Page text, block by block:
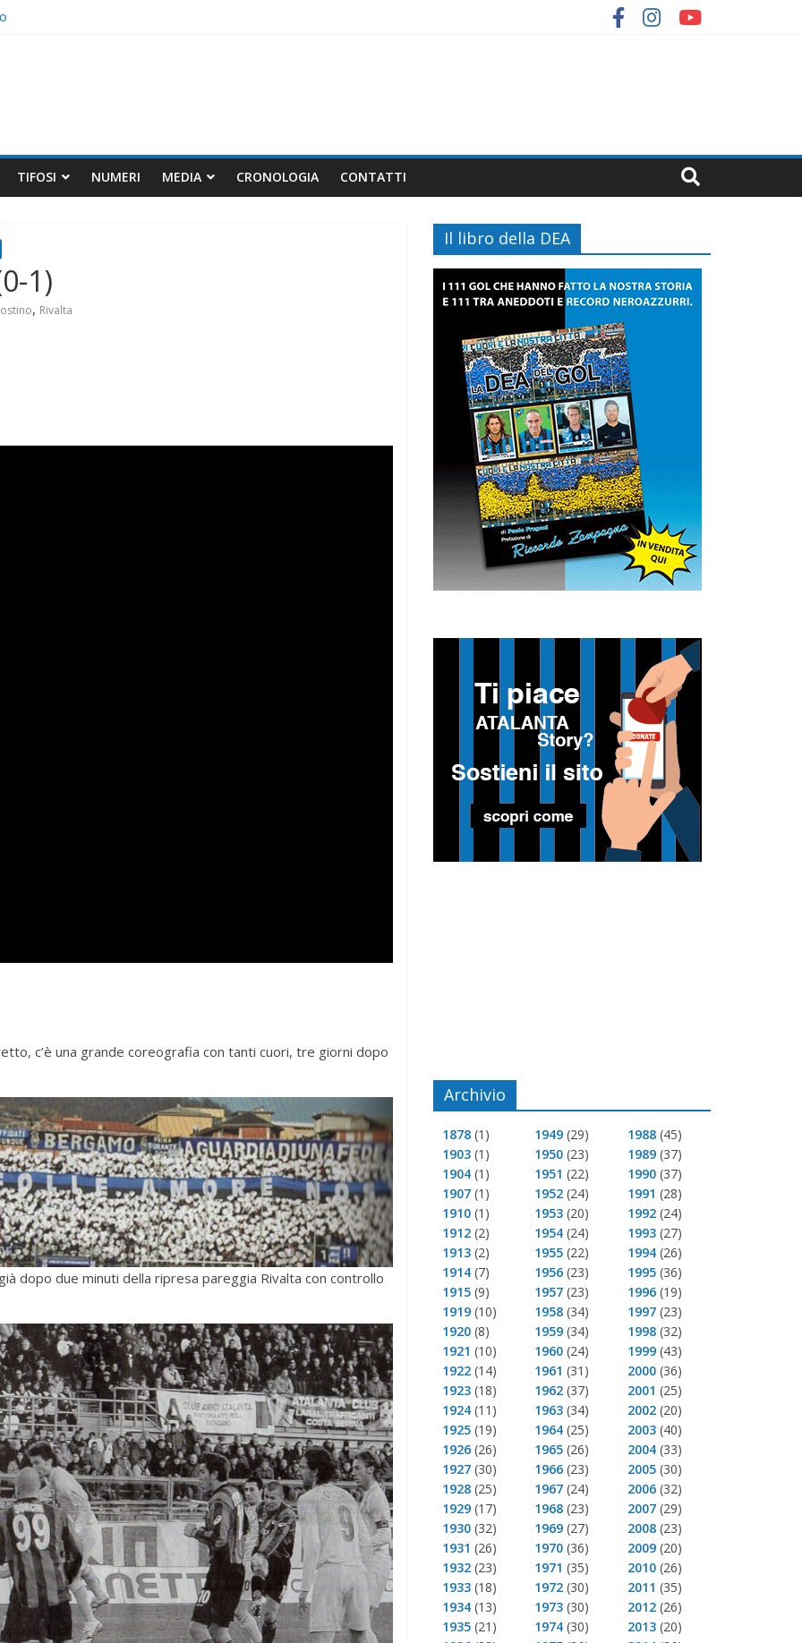
TIFOSI NUMERI MEDIA CRONOLOGIA CONTATTI
1)
, Rivalta
c’è una grande coreografia con tanti cuori, tre giorni dopo
dopo due minuti della ripresa pareggia Rivalta con controllo
Il libro della DEA
Archivio
1878 (1)
1903 (1)
1904 (1)
1907 (1)
1910 (1)
1912 (2)
1913 (2)
1914 (7)
1915 (9)
1919 (10)
1920 (8)
1921 (10)
1922 (14)
1923 (18)
1924 (11)
1925 (19)
1926 (26)
1927 (30)
1928 (25)
1929 (17)
1930 (32)
1931 (26)
1932 (23)
1933 (18)
1934 (13)
1935 (21)
1949 (29)
1950 (23)
1951 (22)
1952 (24)
1953 (20)
1954 (24)
1955 (22)
1956 (23)
1957 (23)
1958 (34)
1959 (34)
1960 (24)
1961 (31)
1962 (37)
1963 (34)
1964 (25)
1965 (26)
1966 (23)
1967 (24)
1968 (23)
1969 (27)
1970 (36)
1971 (35)
1972 (30)
1973 (30)
1974 (30)
1988(45)
1989(37)
1990(37)
1991 (28)
1992(24)
1993(27)
1994(26)
1995(36)
1996(19)
1997(23)
1998(32)
1999(43)
2000(36)
2001 (25)
2002(20)
2003(40)
2004(33)
2005(30)
2006(32)
2007(29)
2008(23)
2009(20)
2010(26)
2011 (35)
2012(26)
2013(20)